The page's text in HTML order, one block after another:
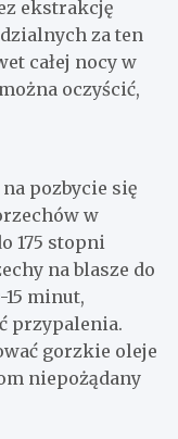
ekstrakcję
za ten
całej nocy w
oczyścić,
pozbycie się
w
175 stopni
na blasze do
15 minut,
przypalenia.
gorzkie oleje
niepożądany